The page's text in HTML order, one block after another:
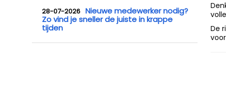
28-07-2026 Nieuwe medewerker nodig?
Zo vind je sneller de juiste in krappe
tijden
De